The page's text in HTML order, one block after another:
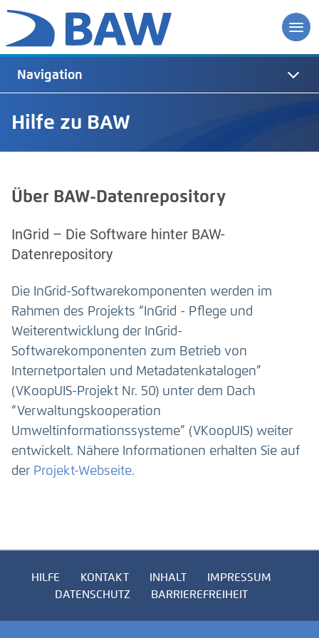
Hilfe zu BAW
Navigation
Über BAW-Datenrepository
InGrid – Die Software hinter BAW-
Datenrepository
Die InGrid-Softwarekomponenten werden im
Rahmen des Projekts “InGrid - Pflege und
Weiterentwicklung der InGrid-
Softwarekomponenten zum Betrieb von
Internetportalen und Metadatenkatalogen”
(VKoopUIS-Projekt Nr. 50) unter dem Dach
“Verwaltungskooperation
Umweltinformationssysteme” (VKoopUIS) weiter
entwickelt. Nähere Informationen erhalten Sie auf
der Projekt-Webseite.
HILFE KONTAKT INHALT
IMPRESSUM
DATENSCHUTZ
BARRIEREFREIHEIT